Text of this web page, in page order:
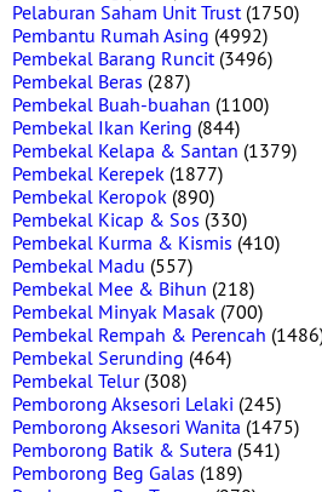
Pelaburan Saham Unit Trust(1750)
Pembantu Rumah Asing (4992)
Pembekal Barang Runcit(3496)
Pembekal Beras (287)
Pembekal Buah-buahan (1100)
Pembekal Ikan Kering (844)
Pembekal Kelapa & Santan (1379)
Pembekal Kerepek (1877)
Pembekal Keropok (890)
Pembekal Kicap & Sos (330)
Pembekal Kurma & Kismis (410)
Pembekal Madu (557)
Pembekal Mee & Bihun (218)
Pembekal Minyak Masak (700)
Pembekal Rempah & Perencah
Pembekal Serunding (464)
Pembekal Telur(308)
Pemborong Aksesori Lelaki (245)
Pemborong Aksesori Wanita (1475)
Pemborong Batik & Sutera (541)
Pemborong Beg Galas (189)